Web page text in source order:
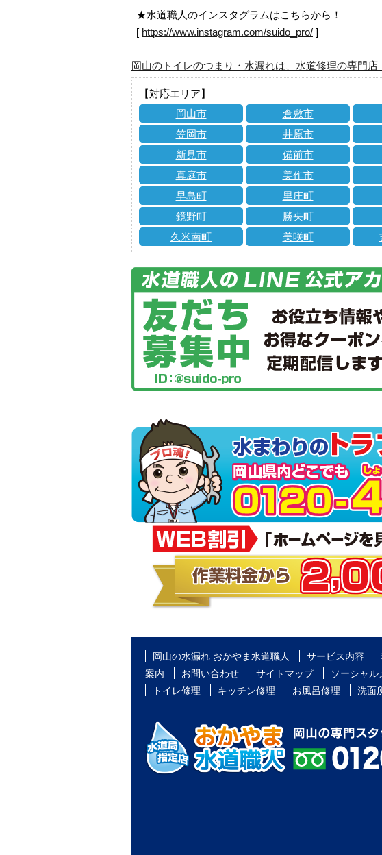
★水道職人のインスタグラムはこちらから！
[ https://www.instagram.com/suido_pro/ ]
岡山のトイレのつまり・水漏れは、水道修理の専門店
【対応エリア】
岡山市
倉敷市
笠岡市
井原市
新見市
備前市
真庭市
美作市
早島町
里庄町
鏡野町
勝央町
久米南町
美咲町
岡山の水漏れ おかやま水道職人 サービス内容
案内
お問い合わせ サイトマップ
ソーシャル
トイレ修理
キッチン修理 お風呂修理 洗面